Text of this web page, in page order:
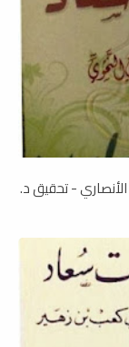
- تحقيق د.